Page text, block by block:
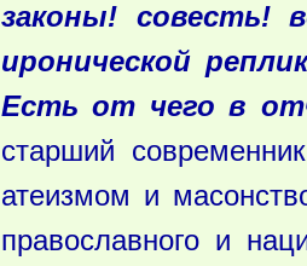
законы! совесть!
иронической
Есть от чего в
старший
атеизмом и
православного и